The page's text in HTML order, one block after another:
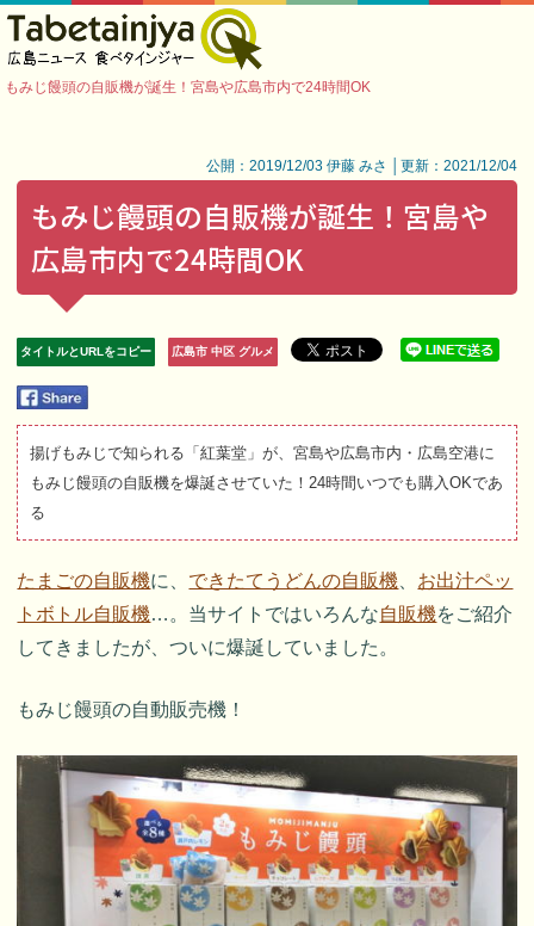
もみじ饅頭の自販機が誕生！宮島や広島市内で24時間OK
公開：2019/12/03 伊藤 みさ │更新：2021/12/04
もみじ饅頭の自販機が誕生！宮島や
広島市内で24時間OK
タイトルとURLをコピー 広島市 中区 グルメ
揚げもみじで知られる「紅葉堂」が、宮島や広島市内・広島空港に
もみじ饅頭の自販機を爆誕させていた！24時間いつでも購入OKであ
る
たまごの自販機に、 できたてうどんの自販機
お出汁ペッ
トボトル自販機…。当サイトではいろんな自販機をご紹介
してきましたが、ついに爆誕していました。
もみじ饅頭の自動販売機！